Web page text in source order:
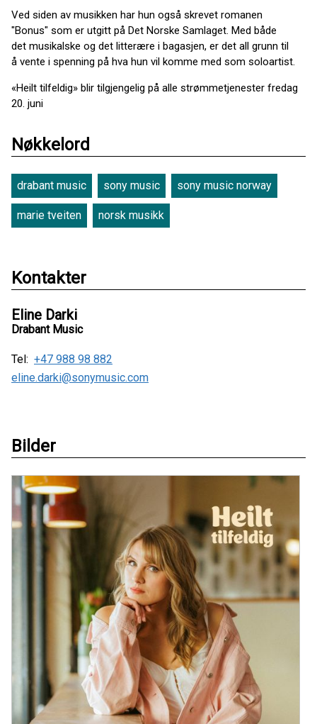
Ved siden av musikken har hun også skrevet romanen
"Bonus" som er utgitt på Det Norske Samlaget. Med både
det musikalske og det litterære i bagasjen, er det all grunn til
å vente i spenning på hva hun vil komme med som soloartist.
«Heilt tilfeldig» blir tilgjengelig på alle strømmetjenester fredag
20. juni
Nøkkelord
drabant music sony music sony music norway
marie tveiten norsk musikk
Kontakter
Eline Darki
Drabant Music
Tel: +47 988 98 882
eline.darki@sonymusic.com
Bilder